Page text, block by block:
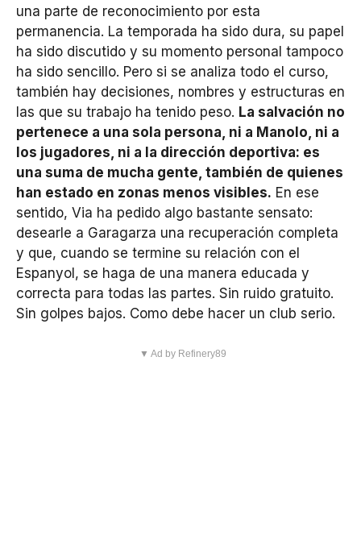
una parte de reconocimiento por esta
permanencia. La temporada ha sido dura, su papel
ha sido discutido y su momento personal tampoco
ha sido sencillo. Pero si se analiza todo el curso,
también hay decisiones, nombres y estructuras en
las que su trabajo ha tenido peso. La salvación no
pertenece a una sola persona, ni a Manolo, ni a
los jugadores, ni a la dirección deportiva: es
una suma de mucha gente, también de quienes
han estado en zonas menos visibles. En ese
sentido, Via ha pedido algo bastante sensato:
desearle a Garagarza una recuperación completa
y que, cuando se termine su relación con el
Espanyol, se haga de una manera educada y
correcta para todas las partes. Sin ruido gratuito.
Sin golpes bajos. Como debe hacer un club serio.
▼ Ad by Refinery89